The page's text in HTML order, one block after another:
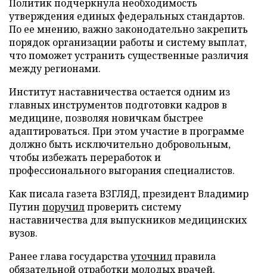
Политик подчеркнула необходимость
утверждения единых федеральных стандартов.
По ее мнению, важно законодательно закрепить
порядок организации работы и систему выплат,
что поможет устранить существенные различия
между регионами.
Институт наставничества остается одним из
главных инструментов подготовки кадров в
медицине, позволяя новичкам быстрее
адаптироваться. При этом участие в программе
должно быть исключительно добровольным,
чтобы избежать переработок и
профессионального выгорания специалистов.
Как писала газета ВЗГЛЯД, президент Владимир
Путин поручилпроверить систему
наставничества для выпускников медицинских
вузов.
Ранее глава государствауточнилправила
обязательной отработки молодых врачей.